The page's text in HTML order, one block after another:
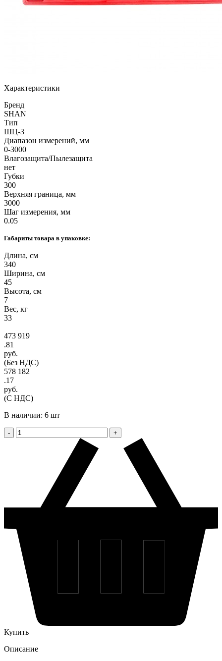
Характеристики
Бренд
SHAN
Тип
ШЦ-3
Диапазон измерений, мм
0-3000
Влагозащита/Пылезащита
нет
Губки
300
Верхняя граница, мм
3000
Шаг измерения, мм
0.05
Габариты товара в упаковке:
Длина, см
340
Ширина, см
45
Высота, см
7
Вес, кг
33
473 919
.81
руб.
(Без НДС)
578 182
.17
руб.
(С НДС)
В наличии: 6 шт
Купить
Описание